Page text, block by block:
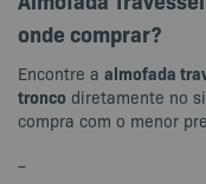
onde comprar?
Encontre a almofada
tronco diretamente no
compra com o menor
–